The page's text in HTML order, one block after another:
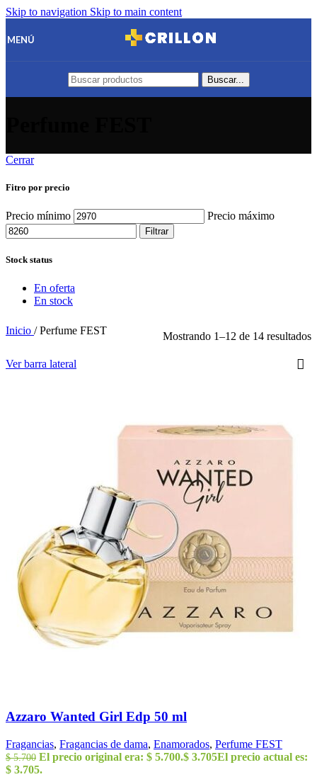
Skip to navigation Skip to main content
MENÚ
Buscar...
Cerrar
Fitro por precio
Precio mínimo Precio máximo
Filtrar
Stock status
En oferta
En stock
Inicio / Perfume FEST Mostrando 1–12 de 14 resultados
Ver barra lateral
Azzaro Wanted Girl Edp 50 ml
Fragancias, Fragancias de dama, Enamorados, Perfume FEST
$5.700 El precio original era: $ 5.700.$ 3.705El precio actual es:
$ 3.705.